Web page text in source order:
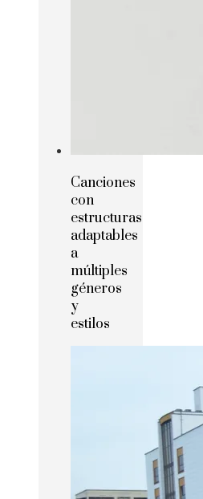
Canciones
con
estructuras
adaptables
a
múltiples
géneros
y
estilos